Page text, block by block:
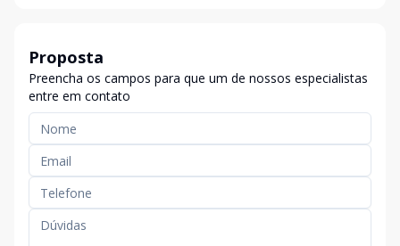
Proposta
Preencha os campos para que um de nossos especialistas
entre em contato